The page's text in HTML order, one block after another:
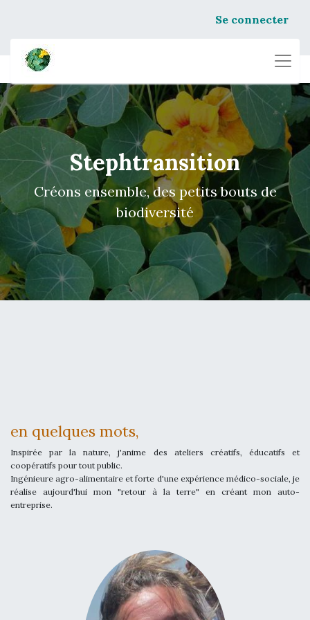
Se connecter
Stephtransition
Créons ensemble, des petits bouts de
biodiversité
en quelques mots,
Inspirée par la nature, j'anime des ateliers créatifs, éducatifs et
coopératifs pour tout public.
Ingénieure agro-alimentaire et forte d'une expérience médico-sociale, je
réalise aujourd'hui mon "retour à la terre" en créant mon auto-
entreprise.